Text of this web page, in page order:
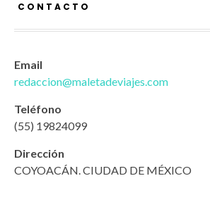
CONTACTO
Email
redaccion@maletadeviajes.com
Teléfono
(55) 19824099
Dirección
COYOACÁN. CIUDAD DE MÉXICO